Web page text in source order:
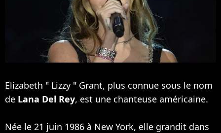
Elizabeth " Lizzy " Grant, plus connue sous le nom
de Lana Del Rey, est une chanteuse américaine.
Née le 21 juin 1986 à New York, elle grandit dans